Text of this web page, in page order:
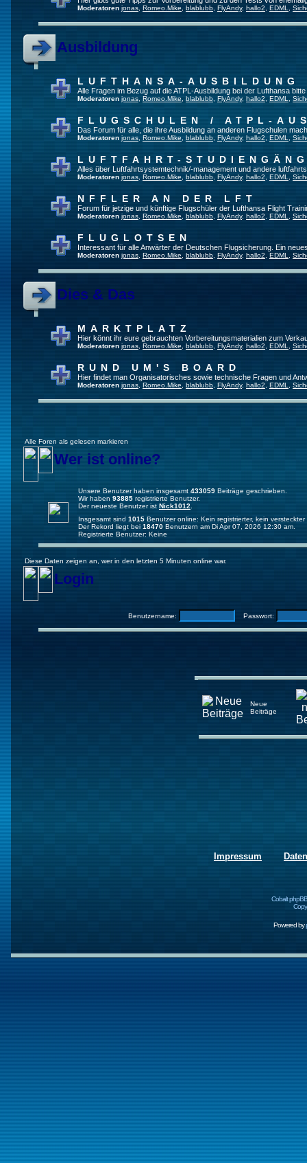
Moderatoren jonas Romeo.Mike blablubb FlyAndy, hallo2 EDML
Ausbildung
LUFTHANSA-AUSBILDUNG
Alle Fragen im Bezug auf die ATPL-Ausbildung bei der Lufthansa
Moderatoren jonas Romeo.Mike blablubb FlyAndy, hallo2 EDML
FLUGSCHULEN / ATPL-
Das Forum für alle, die ihre Ausbildung an anderen Flugschulen
Moderatoren jonas Romeo.Mike blablubb FlyAndy, hallo2 EDML
LUFTFAHRT-
Alles über Luftfahrtsystemtechnik/-management und andere
Moderatoren jonas Romeo.Mike blablubb FlyAndy, hallo2 EDML
NFFLER AN DER LFT
Forum für jetzige und künftige Flugschüler der Lufthansa Flight
Moderatoren jonas Romeo.Mike blablubb FlyAndy, hallo2 EDML
FLUGLOTSEN
Interessant für alle Anwärter der Deutschen Flugsicherung. Ein
Moderatoren jonas Romeo.Mike blablubb FlyAndy, hallo2 EDML
Dies & Das
MARKTPLATZ
Hier könnt ihr eure gebrauchten Vorbereitungsmaterialien zum
Moderatoren jonas Romeo.Mike blablubb FlyAndy, hallo2 EDML
RUND UM'S BOARD
Hier findet man Organisatorisches sowie technische Fragen und
Moderatoren jonas Romeo.Mike blablubb FlyAndy, hallo2 EDML
Alle Foren als gelesen markieren
Wer ist online?
Unsere Benutzer haben insgesamt 433059 Beiträge geschrieben.
Wir haben 93885 registrierte Benutzer.
Der neueste Benutzer ist Nick1012
Insgesamt sind 1015 Benutzer online: Kein registrierter, kein
Der Rekord liegt bei 18470 Benutzern am Di Apr 07, 2026 12:30 am.
Registrierte Benutzer: Keine
Diese Daten zeigen an, wer in den letzten 5 Minuten online war.
Login
Benutzername: Passwort:
Neue
Beiträge
Impressum
Cobalt
Powered by